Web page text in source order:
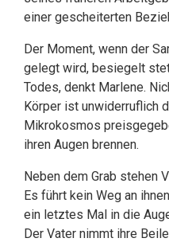
einer gescheiterten
Der Moment, wenn der
gelegt wird, besiegelt
Todes, denkt Marlene.
Körper ist unwiderruflich
Mikrokosmos
ihren Augen brennen.
Neben dem Grab stehen
Es führt kein Weg an
ein letztes Mal in die
Der Vater nimmt ihre